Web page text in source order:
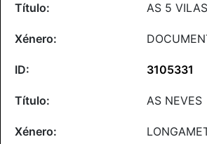
AS 5
3105331
AS NEVES